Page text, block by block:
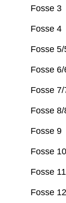
Fosse 3
Fosse 4
Fosse
Fosse
Fosse
Fosse
Fosse 9
Fosse
Fosse
Fosse 12